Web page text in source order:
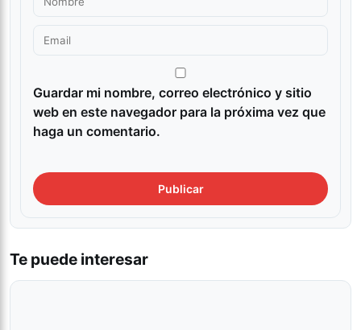
Guardar mi nombre, correo electrónico y sitio
web en este navegador para la próxima vez que
haga un comentario.
Te puede interesar